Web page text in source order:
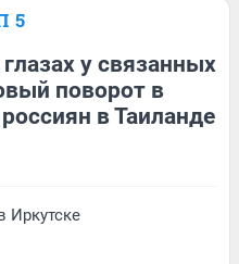
5
у связанных
поворот в
в Таиланде
Иркутске